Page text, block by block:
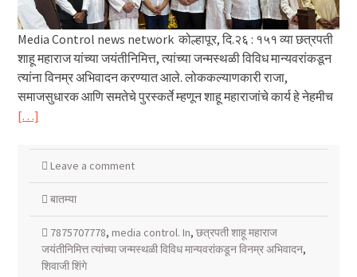
Media Control news network कोल्हापूर, दि.२६ : १५१ व्या छत्रपती
शाहू महाराज यांच्या जयंतीनिमित्त, त्यांच्या जन्मस्थळी विविध मान्यवरांकडून
त्यांना विनम्र अभिवादन करण्यात आले. लोककल्याणकारी राजा,
समाजसुधारक आणि समतेचे पुरस्कर्ते म्हणून शाहू महाराजांचे कार्य हे नेहमीच
[…]
Leave a comment
बातम्या
7875707778, media control. In, छत्रपती शाहू महाराज
जयंतीनिमित्त त्यांच्या जन्मस्थळी विविध मान्यवरांकडून विनम्र अभिवादन,
शिवाजी शिंगे